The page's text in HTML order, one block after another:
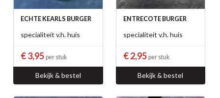
ECHTE KEARLS BURGER
specialiteit v.h. huis
€ 3,95 per stuk
Bekijk & bestel
ENTRECOTE BURGER
specialiteit v.h. huis
€ 2,95 per stuk
Bekijk & bestel